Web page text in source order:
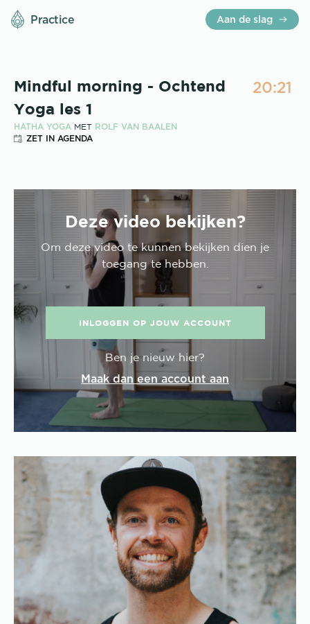
Practice Aan de slag
Mindful morning - Ochtend
Yoga les 1
20:21
HATHA YOGAMET ROLF VAN BAALEN
ZET IN AGENDA
Deze video bekijken?
Om dezevideo te kunnen bekijken dien je
toegang te hebben.
INLOGGEN OP JOUW ACCOUNT
Ben je nieuw hier?
Maak dan een account aan